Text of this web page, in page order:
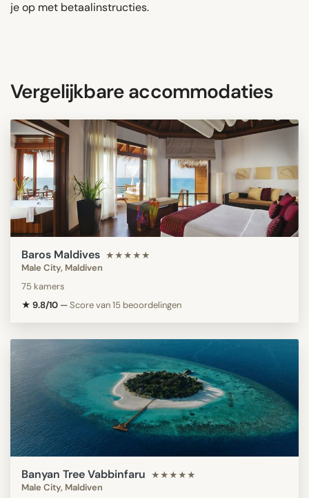
je op met betaalinstructies.
Vergelijkbare accommodaties
Baros Maldives ★★★★★
Male City, Maldiven
75 kamers
★ 9.8/10 —Score van 15 beoordelingen
Banyan Tree Vabbinfaru ★★★★★
Male City, Maldiven